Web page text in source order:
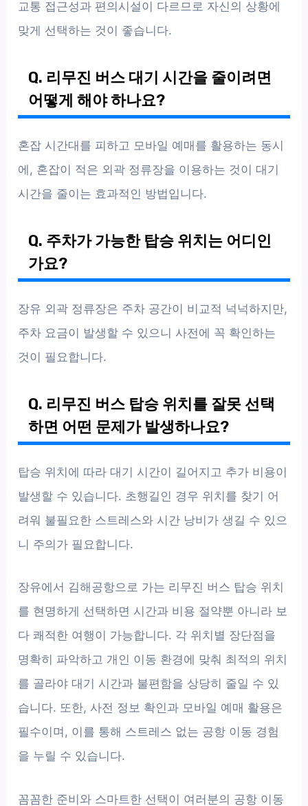
교통 접근성과 편의시설이 다르므로 자신의 상황에
맞게 선택하는 것이 좋습니다.
Q. 리무진 버스 대기 시간을 줄이려면
어떻게 해야 하나요?
혼잡 시간대를 피하고 모바일 예매를 활용하는 동시
에, 혼잡이 적은 외곽 정류장을 이용하는 것이 대기
시간을 줄이는 효과적인 방법입니다.
Q. 주차가 가능한 탑승 위치는 어디인
가요?
장유 외곽 정류장은 주차 공간이 비교적 넉넉하지만,
주차 요금이 발생할 수 있으니 사전에 꼭 확인하는
것이 필요합니다.
Q. 리무진 버스 탑승 위치를 잘못 선택
하면 어떤 문제가 발생하나요?
탑승 위치에 따라 대기 시간이 길어지고 추가 비용이
발생할 수 있습니다. 초행길인 경우 위치를 찾기 어
려워 불필요한 스트레스와 시간 낭비가 생길 수 있으
니 주의가 필요합니다.
장유에서 김해공항으로 가는 리무진 버스 탑승 위치
를 현명하게 선택하면 시간과 비용 절약뿐 아니라 보
다 쾌적한 여행이 가능합니다. 각 위치별 장단점을
명확히 파악하고 개인 이동 환경에 맞춰 최적의 위치
를 골라야 대기 시간과 불편함을 상당히 줄일 수 있
습니다. 또한, 사전 정보 확인과 모바일 예매 활용은
필수이며, 이를 통해 스트레스 없는 공항 이동 경험
을 누릴 수 있습니다.
꼼꼼한 준비와 스마트한 선택이 여러분의 공항 이동